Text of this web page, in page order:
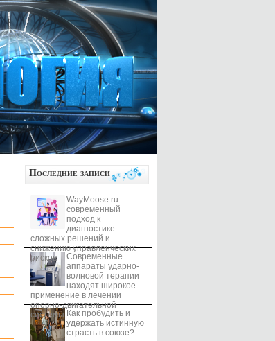
Последние записи
WayMoose.ru —
современный
подход к
диагностике
сложных решений и
снижению управленческих
рисков
Современные
аппараты ударно-
волновой терапии
находят широкое
применение в лечении
опорно-двигательной
системы Как пробудить и
удержать истинную
страсть в союзе?